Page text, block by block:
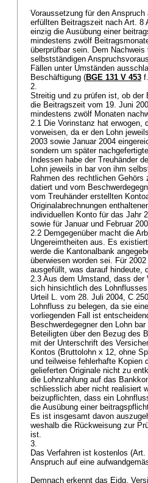
Voraussetzung für den
erfüllten Beitragszeit nach Art. 8
einzig die Ausübung einer
mindestens zwölf
überprüfbar sein. Dem
selbstständigen
Fällen unter Umständen
Beschäftigung (BGE 131 V 453
2.
Streitig und zu prüfen ist, ob der
die Beitragszeit vom 19. Juni
mindestens zwölf Monaten
2.1 Die Vorinstanz hat erwogen,
vorweisen, da er den Lohn
2003 sowie Januar 2004
sondern um später
Indessen habe der Treuhänder
Lohn jeweils in bar von ihm
Rahmen des rechtlichen
datiert und vom
vom Treuhänder erstellten
Originalabrechnungen
individuellen Konto für das Jahr
sowie für Januar und Februar
2.2 Demgegenüber macht die
Ungereimtheiten aus. Es
werde die Kantonalbank
überwiesen worden sei. Für
ausgefüllt, was darauf hindeute,
2.3 Aus dem Umstand, dass der
sich hinsichtlich des
Urteil L. vom 28. Juli 2004, C
Lohnfluss zu belegen, da sie
vorliegenden Fall ist
Beschwerdegegner den Lohn
Beteiligten über den Bezug des
mit der Unterschrift des
Kontos (Bruttolohn x 12, ohne
und teilweise fehlerhafte Kopien
gelieferten Originale nicht zu
die Lohnzahlung auf das
schliesslich aber nicht realisiert
beizupflichten, dass ein
die Ausübung einer
Es ist insgesamt davon
weshalb die Rückweisung zur
ist.
3.
Das Verfahren ist kostenlos (Art.
Anspruch auf eine
Demnach erkennt das Eidg.